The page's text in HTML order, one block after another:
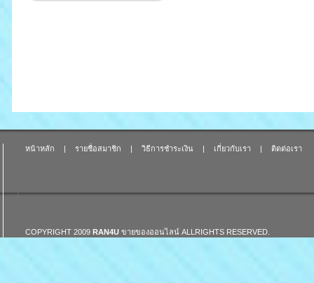
หน้าหลัก | รายชื่อสมาชิก | วิธีการชำระเงิน | เกี่ยวกับเรา | ติดต่อเรา
COPYRIGHT 2009 RAN4U ขายของออนไลน์ ALLRIGHTS RESERVED.